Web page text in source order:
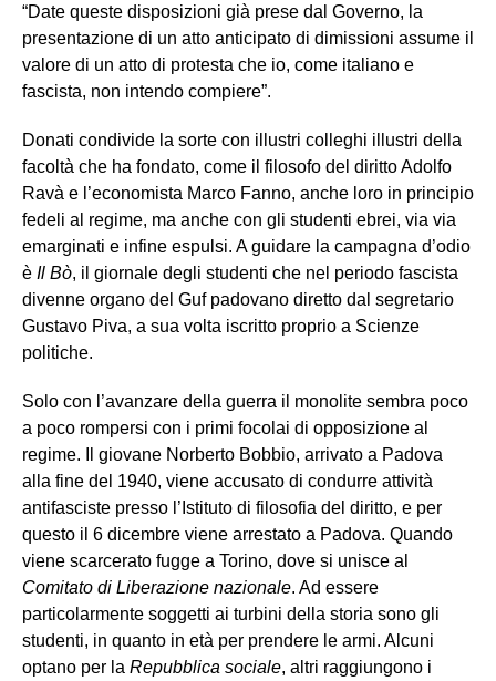
“Date queste disposizioni già prese dal Governo, la
presentazione di un atto anticipato di dimissioni assume il
valore di un atto di protesta che io, come italiano e
fascista, non intendo compiere”.
Donati condivide la sorte con illustri colleghi illustri della
facoltà che ha fondato, come il filosofo del diritto Adolfo
Ravà e l’economista Marco Fanno, anche loro in principio
fedeli al regime, ma anche con gli studenti ebrei, via via
emarginati e infine espulsi. A guidare la campagna d’odio
è Il Bò, il giornale degli studenti che nel periodo fascista
divenne organo del Guf padovano diretto dal segretario
Gustavo Piva, a sua volta iscritto proprio a Scienze
politiche.
Solo con l’avanzare della guerra il monolite sembra poco
a poco rompersi con i primi focolai di opposizione al
regime. Il giovane Norberto Bobbio, arrivato a Padova
alla fine del 1940, viene accusato di condurre attività
antifasciste presso l’Istituto di filosofia del diritto, e per
questo il 6 dicembre viene arrestato a Padova. Quando
viene scarcerato fugge a Torino, dove si unisce al
Comitato di Liberazione nazionale. Ad essere
particolarmente soggetti ai turbini della storia sono gli
studenti, in quanto in età per prendere le armi. Alcuni
optano per la Repubblica sociale, altri raggiungono i